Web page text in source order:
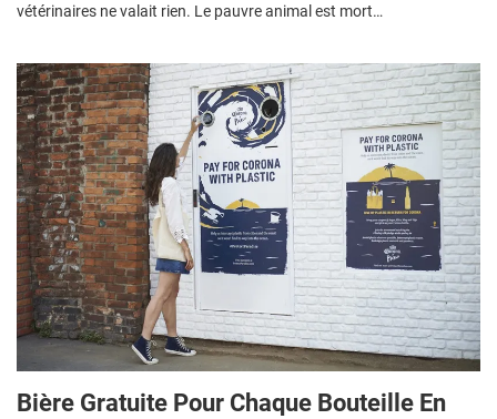
vétérinaires ne valait rien. Le pauvre animal est mort…
Bière Gratuite Pour Chaque Bouteille En